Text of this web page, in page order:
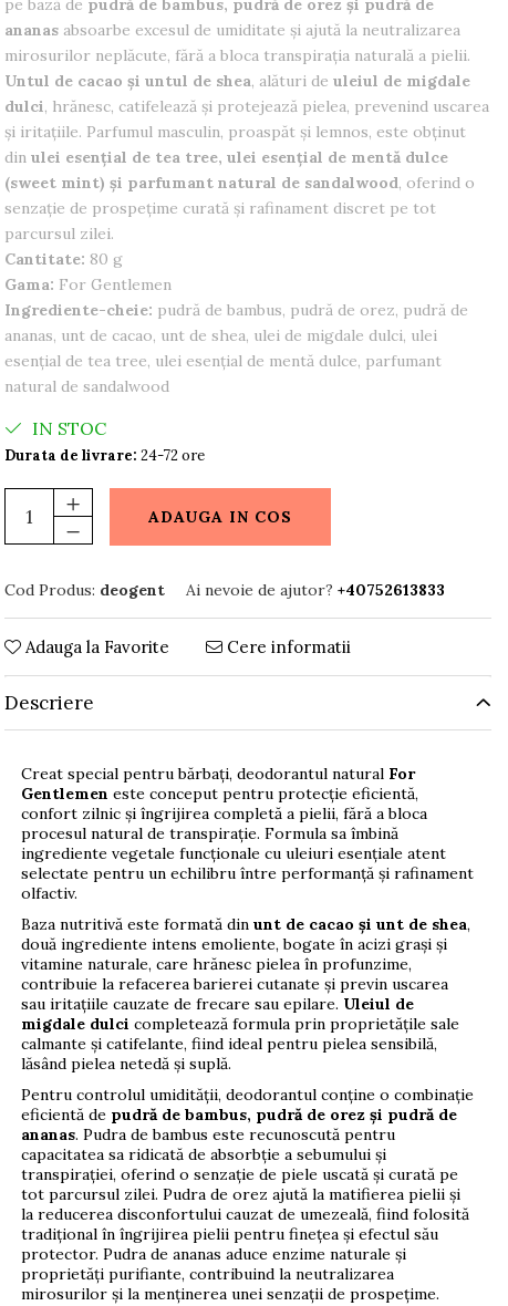
pe bază de pudră de bambus, pudră de orez și pudră de
ananasabsoarbe excesul de umiditate și ajută la neutralizarea
mirosurilor neplăcute, fără a bloca transpirația naturală a pielii.
Untul de cacao și untul de shea, alături de uleiul de migdale
dulci, hrănesc, catifelează și protejează pielea, prevenind uscarea
și iritațiile. Parfumul masculin, proaspăt și lemnos, este obținut
din ulei esențial de tea tree, ulei esențial de mentă dulce
(sweet mint) și parfumant natural de sandalwood, oferind o
senzație de prospețime curată și rafinament discret pe tot
parcursul zilei.
Cantitate: 80 g
Gama: For Gentlemen
Ingrediente-cheie: pudră de bambus, pudră de orez, pudră de
ananas, unt de cacao, unt de shea, ulei de migdale dulci, ulei
esențial de tea tree, ulei esențial de mentă dulce, parfumant
natural de sandalwood
IN STOC
Durata de livrare: 24-72 ore
ADAUGA IN COS
Cod Produs: deogent Ai nevoie de ajutor? +40752613833
Adauga la Favorite Cere informatii
Descriere
Creat special pentru bărbați, deodorantul natural For
Gentlemen este conceput pentru protecție eficientă,
confort zilnic și îngrijirea completă a pielii, fără a bloca
procesul natural de transpirație. Formula sa îmbină
ingrediente vegetale funcționale cu uleiuri esențiale atent
selectate pentru un echilibru între performanță și rafinament
olfactiv.
Baza nutritivă este formată din unt de cacao și unt de shea,
două ingrediente intens emoliente, bogate în acizi grași și
vitamine naturale, care hrănesc pielea în profunzime,
contribuie la refacerea barierei cutanate și previn uscarea
sau iritațiile cauzate de frecare sau epilare. Uleiul de
migdale dulci completează formula prin proprietățile sale
calmante și catifelante, fiind ideal pentru pielea sensibilă,
lăsând pielea netedă și suplă.
Pentru controlul umidității, deodorantul conține o combinație
eficientă de pudră de bambus, pudră de orez și pudră de
ananas. Pudra de bambus este recunoscută pentru
capacitatea sa ridicată de absorbție a sebumului și
transpirației, oferind o senzație de piele uscată și curată pe
tot parcursul zilei. Pudra de orez ajută la matifierea pielii și
la reducerea disconfortului cauzat de umezeală, fiind folosită
tradițional în îngrijirea pielii pentru finețea și efectul său
protector. Pudra de ananas aduce enzime naturale și
proprietăți purifiante, contribuind la neutralizarea
mirosurilor și la menținerea unei senzații de prospețime.